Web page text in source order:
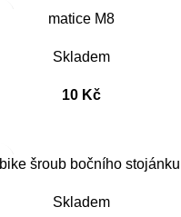
matice M8
Skladem
10 Kč
šroub bočního stojánku
Skladem